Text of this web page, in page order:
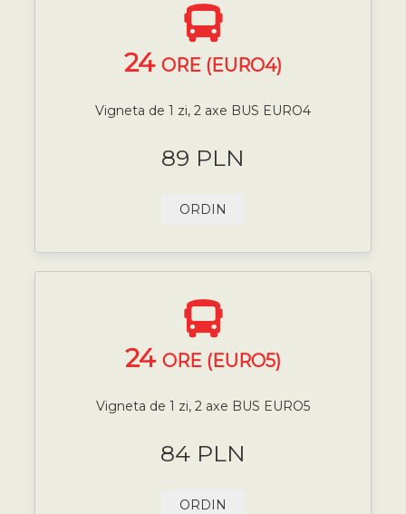
24 ORE (EURO4)
Vigneta de 1 zi, 2 axe BUS EURO4
89 PLN
ORDIN
24 ORE (EURO5)
Vigneta de 1 zi, 2 axe BUS EURO5
84 PLN
ORDIN